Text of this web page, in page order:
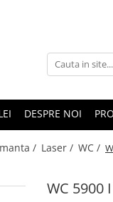
DESPRE NOI
/ Laser / WC /
WC 5900 I